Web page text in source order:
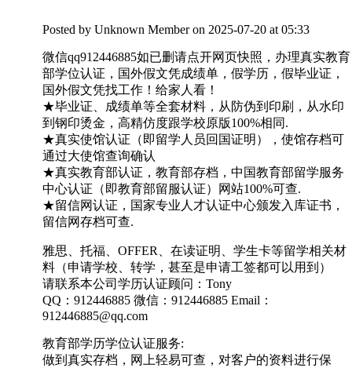
Posted byUnknown Member on 2025-07-20 at 05:33
微信qq912446885如已删请点开网页快照，办理真实教育
部学位认证，国外假文凭成绩单，假学历，假毕业证，
国外假文凭找工作！给家人看！
★毕业证、成绩单等全套材料，从防伪到印刷，从水印
到钢印烫金，高精仿度跟学校原版100%相同.
★真实使馆认证（即留学人员回国证明），使馆存档可
通过大使馆查询确认
★真实教育部认证，教育部存档，中国教育部留学服务
中心认证（即教育部留服认证）网站100%可查.
★留信网认证，国家专业人才认证中心颁发入库证书，
留信网存档可查.
雅思、托福、OFFER、在读证明、学生卡等留学相关材
料（申请学校、转学，甚至是申请工签都可以用到）
请联系本公司学历认证顾问：Tony
QQ：912446885 微信：912446885 Email：
912446885@qq.com
教育部学历学位认证服务:
做到真实存档，网上轻易可查，对客户的资料进行保